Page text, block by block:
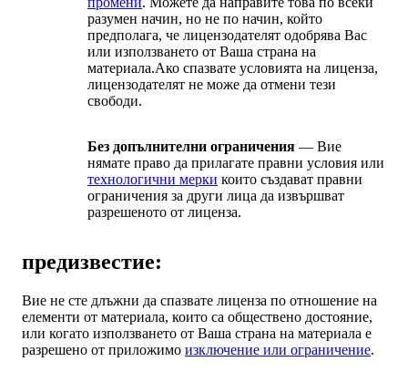
разумен начин, но не по начин, който
предполага, че лицензодателят одобрява Вас
или използването от Ваша страна на
материала.Ако спазвате условията на лиценза,
лицензодателят не може да отмени тези
свободи.
Без допълнителни ограничения — Вие
нямате право да прилагате правни условия или
технологични мерки които създават правни
ограничения за други лица да извършват
разрешеното от лиценза.
предизвестие:
Вие не сте длъжни да спазвате лиценза по отношение на
елементи от материала, които са обществено достояние,
или когато използването от Ваша страна на материала е
разрешено от приложимо изключение или ограничение.